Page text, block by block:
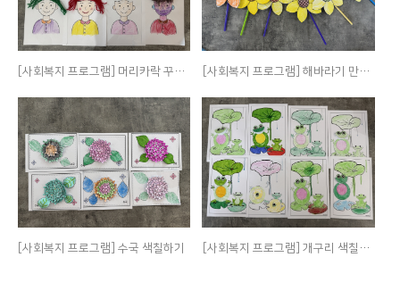
[사회복지 프로그램] 머리카락 꾸미기 [사회복지 프로그램] 해바라기 만들기
[사회복지 프로그램] 수국 색칠하기 [사회복지 프로그램] 개구리 색칠하기